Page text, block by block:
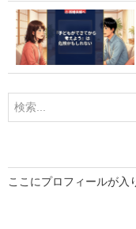
ここにプロフィールが入